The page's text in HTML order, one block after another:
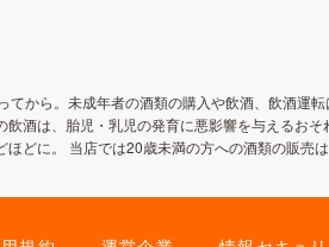
てから。未成年者の酒類の購入や飲酒、飲酒運転
飲酒は、胎児・乳児の発育に悪影響を与えるおそ
ほどに。 当店では20歳未満の方への酒類の販売は